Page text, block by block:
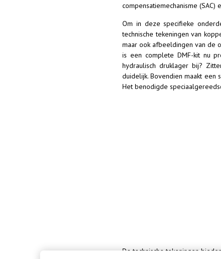
compensatiemechanisme
Om in deze specifieke
technische tekeningen van
maar ook afbeeldingen van de
is een complete DMF-kit nu
hydraulisch druklager bij?
duidelijk. Bovendien maakt
Het benodigde
De technische tekeningen